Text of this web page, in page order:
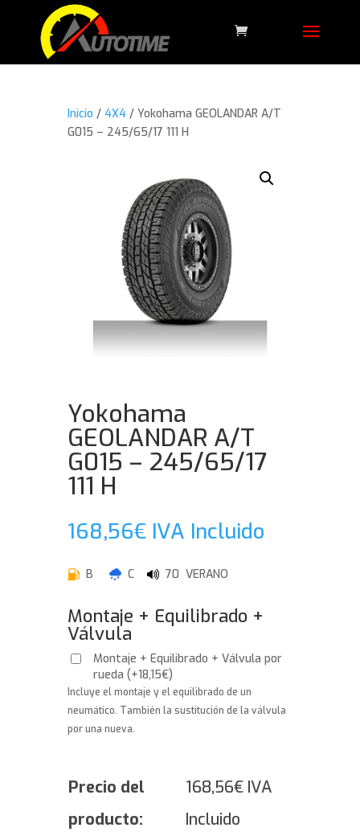
Inicio /4X4 / Yokohama GEOLANDAR A/T
G015 – 245/65/17 111 H
Yokohama
GEOLANDAR A/T
G015 – 245/65/17
111 H
168,56€ IVA Incluido
B C 70 VERANO
Montaje + Equilibrado +
Válvula
Montaje + Equilibrado + Válvula por
rueda(+18,15€)
Incluye el montaje y el equilibrado de un
neumático. También la sustitución de la válvula
por una nueva.
Precio del
producto:
168,56€ IVA
Incluido